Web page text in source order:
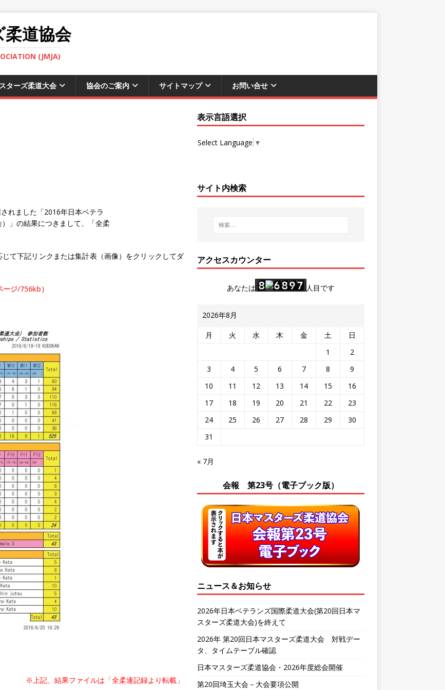
柔道協会
(JMJA)
ターズ柔道大会 協会のご案内 サイトマップ お問い合せ
れました「2016年日本ベテラ
」の結果につきまして、「全柔
て下記リンクまたは集計表（画像）をクリックしてダ
ジ/756kb）
※上記、結果ファイルは「全柔連記録より転載」
表示言語選択
Select Language ▼
サイト内検索
アクセスカウンター
あなたは 人目です
2026年8月
月 火 水 木 金 土
日
1
2
3
4 5 6 7 8
9
10
11 12 13 14 15
16
17
18 19 20 21 22
23
24
25 26 27 28 29
30
31
« 7月
会報 第23号（電子ブック版）
ニュース＆お知らせ
2026年日本ベテランズ国際柔道大会(第20回日本マ
スターズ柔道大会)を終えて
2026年 第20回日本マスターズ柔道大会 対戦デー
タ、タイムテーブル確認
日本マスターズ柔道協会・2026年度総会開催
第20回埼玉大会－大会要項公開